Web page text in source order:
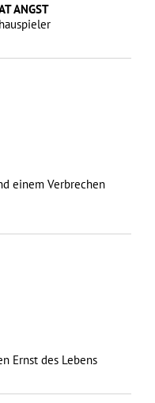
ANGST
einem Verbrechen
Ernst des Lebens